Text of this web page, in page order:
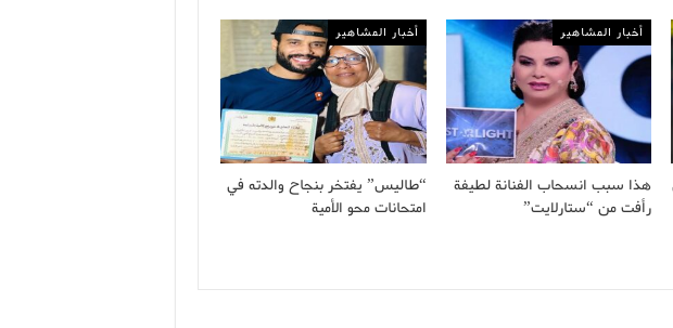
أخبار المشاهير
هذا سبب انسحاب الفنانة لطيفة
رأفت من “ستارلايت”
أخبار المشاهير
“طاليس” يفتخر بنجاح والدته في
امتحانات محو الأمية